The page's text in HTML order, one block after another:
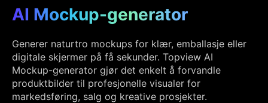
AI Mockup-generator
Generer naturtro mockups for klær, emballasje eller
digitale skjermer på få sekunder. Topview AI
Mockup-generator gjør det enkelt å forvandle
produktbilder til profesjonelle visualer for
markedsføring, salg og kreative prosjekter.